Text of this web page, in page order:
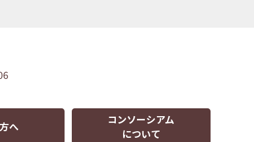
へ
コンソーシアム
について